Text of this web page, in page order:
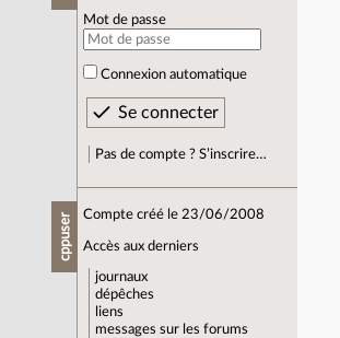
Mot de passe
Connexion automatique
Pas de compte ? S’inscrire…
cppuser Compte créé le 23/06/2008
Accès aux derniers
journaux
dépêches
liens
messages sur les forums